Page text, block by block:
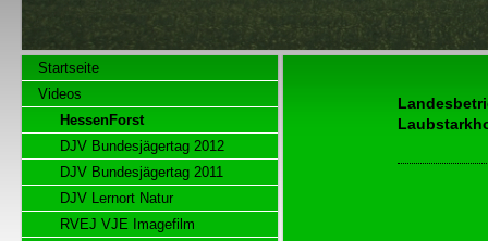
Startseite
Videos
HessenForst
DJV Bundesjägertag 2012
DJV Bundesjägertag 2011
DJV Lernort Natur
RVEJ VJE Imagefilm